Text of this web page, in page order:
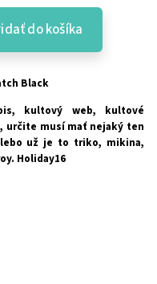
do košíka
Black
kultový web, kultové
určite musí mať nejaký ten
už je to triko, mikina,
Holiday16